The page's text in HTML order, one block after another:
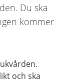
Du ska
kommer
och ska